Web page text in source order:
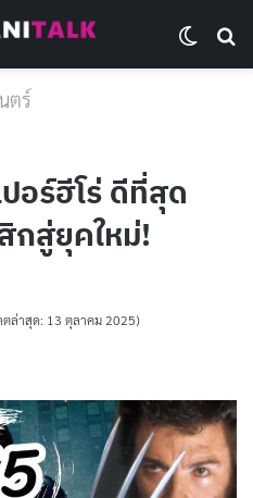
ตร์
อร์ฮีโร่ ดีที่สุด
กสู่ยุคใหม่!
ตล่าสุด: 13 ตุลาคม 2025)